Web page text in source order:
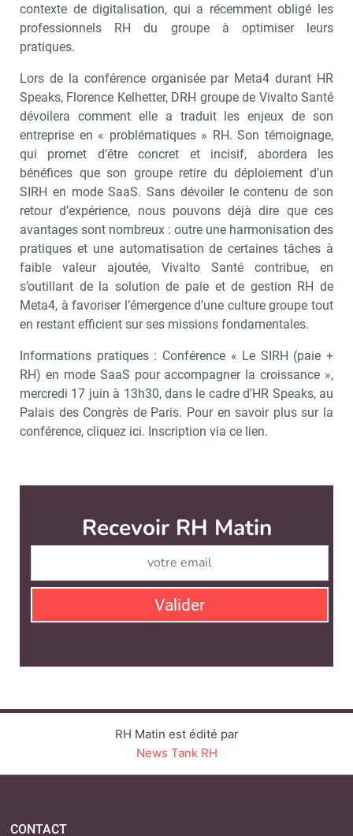
contexte de digitalisation, qui a récemment obligé les
professionnels RH du groupe à optimiser leurs
pratiques.
Lors de la conférence organisée par Meta4 durant HR
Speaks, Florence Kelhetter, DRH groupe de Vivalto Santé
dévoilera comment elle a traduit les enjeux de son
entreprise en « problématiques » RH. Son témoignage,
qui promet d’être concret et incisif, abordera les
bénéfices que son groupe retire du déploiement d’un
SIRH en mode SaaS. Sans dévoiler le contenu de son
retour d’expérience, nous pouvons déjà dire que ces
avantages sont nombreux : outre une harmonisation des
pratiques et une automatisation de certaines tâches à
faible valeur ajoutée, Vivalto Santé contribue, en
s’outillant de la solution de paie et de gestion RH de
Meta4, à favoriser l’émergence d’une culture groupe tout
en restant efficient sur ses missions fondamentales.
Informations pratiques : Conférence « Le SIRH (paie +
RH) en mode SaaS pour accompagner la croissance »,
mercredi 17 juin à 13h30, dans le cadre d’HR Speaks, au
Palais des Congrès de Paris. Pour en savoir plus sur la
conférence, cliquez ici. Inscription via ce lien.
Recevoir RH Matin
Valider
RH Matin est édité par
News Tank RH
CONTACT